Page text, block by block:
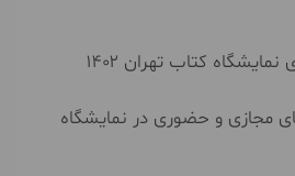
کتاب تهران ۱۴۰۲
مجازی و حضوری در نمایشگاه